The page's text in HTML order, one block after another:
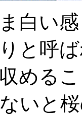
白い
と呼
める
いと